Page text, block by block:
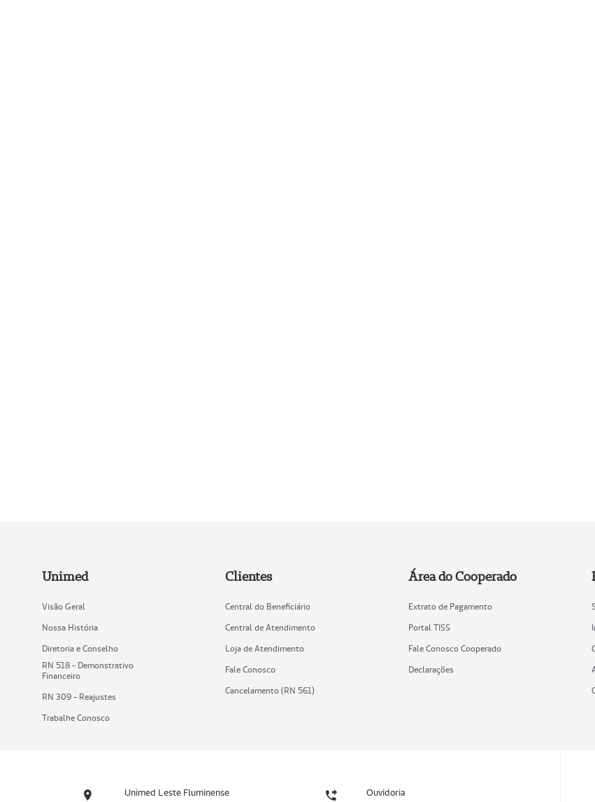
Unimed
Visão Geral
Nossa História
Diretoria e Conselho
RN 518 - Demonstrativo
Financeiro
RN 309 - Reajustes
Trabalhe Conosco
Clientes
Central do Beneficiário
Central de Atendimento
Loja de Atendimento
Fale Conosco
Cancelamento (RN 561)
Área do Cooperado
Extrato de Pagamento
Portal TISS
Fale Conosco Cooperado
Declarações
Unimed Leste Fluminense Ouvidoria